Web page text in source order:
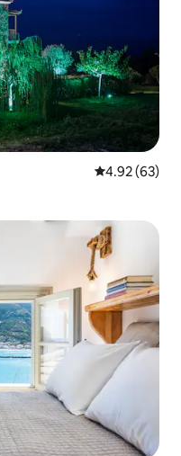
औसत रेटिंग 5 में
4.92 (63)